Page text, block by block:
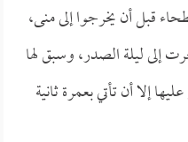
قبل أن يخرجوا إلى منى،
إلى ليلة الصدر، وسبق لها
إلا أن تأتي بعمرة ثانية